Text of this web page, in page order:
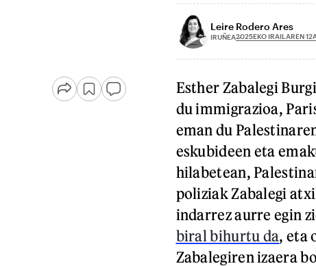
Leire Rodero Ares
IRUÑEA2025EKO IRAILAREN
Esther Zabalegi
du immigrazioa,
eman du
eskubideen eta
hilabetean,
poliziak Zabalegi
indarrez aurre egin
biral bihurtu da, eta
Zabalegiren izaera